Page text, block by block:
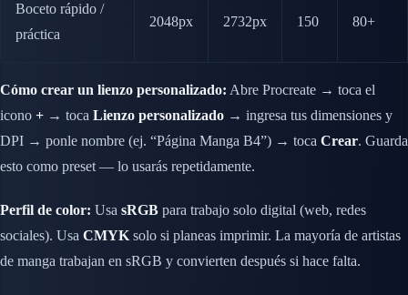
Boceto rápido /
práctica
2048px 2732px 150 80+
Cómo crear un lienzo personalizado: Abre Procreate → toca el
icono + → toca Lienzo personalizado → ingresa tus dimensiones y
DPI → ponle nombre (ej. “Página Manga B4”) → toca Crear. Guarda
esto como preset — lo usarás repetidamente.
Perfil de color: Usa sRGB para trabajo solo digital (web, redes
sociales). Usa CMYK solo si planeas imprimir. La mayoría de artistas
de manga trabajan en sRGB y convierten después si hace falta.